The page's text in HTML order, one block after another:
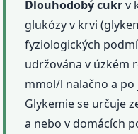
Dlouhodobý cukrv
glukózy v krvi
fyziologických
udržována v úzkém
mmol/l nalačno a
Glykemie se určuje
a nebo v domácích